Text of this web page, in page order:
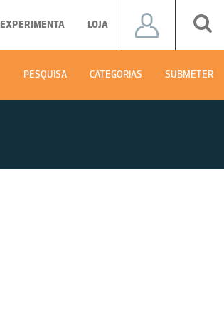
EXPERIMENTA LOJA
PESQUISA CATEGORIAS SUBMETER